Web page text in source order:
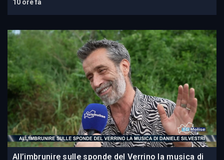
10 ore fa
All’imbrunire sulle sponde del Verrino la musica di